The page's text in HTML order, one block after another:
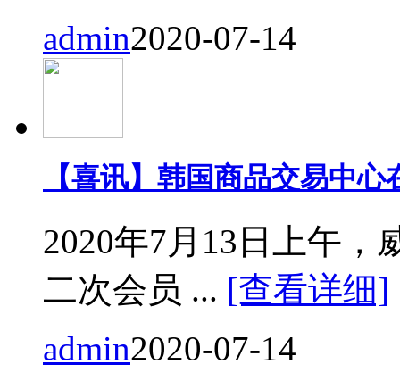
admin2020-07-14
【喜讯】韩国商品交易中
2020年7月13日上午，
二次会员 ... [查看详细]
admin2020-07-14